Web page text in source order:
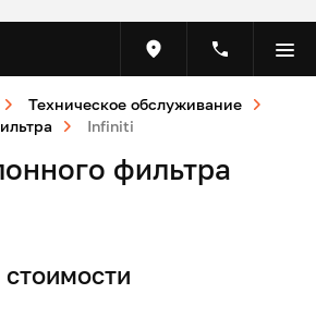
Техническое обслуживание
Infiniti
фильтра